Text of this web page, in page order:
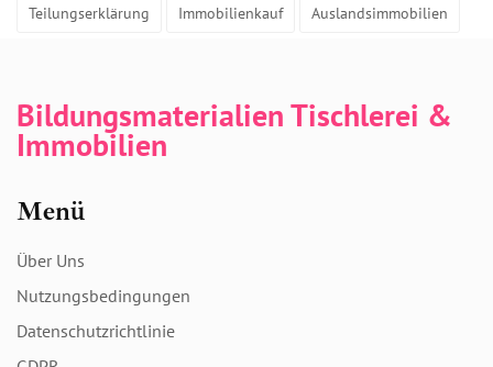
Teilungserklärung Immobilienkauf Auslandsimmobilien
Bildungsmaterialien Tischlerei &
Immobilien
Menü
Über Uns
Nutzungsbedingungen
Datenschutzrichtlinie